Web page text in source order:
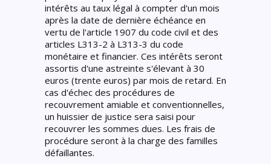
intérêts au taux légal à compter d'un mois
après la date de dernière échéance en
vertu de l'article 1907 du code civil et des
articles L313-2 à L313-3 du code
monétaire et financier. Ces intérêts seront
assortis d'une astreinte s'élevant à 30
euros (trente euros) par mois de retard. En
cas d'échec des procédures de
recouvrement amiable et conventionnelles,
un huissier de justice sera saisi pour
recouvrer les sommes dues. Les frais de
procédure seront à la charge des familles
défaillantes.